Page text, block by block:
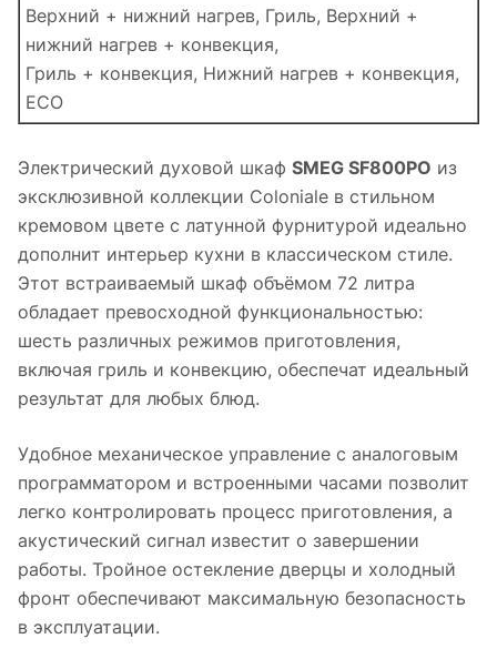
Верхний + нижний нагрев, Гриль, Верхний +
нижний нагрев + конвекция,
Гриль + конвекция, Нижний нагрев + конвекция,
ECO
Электрический духовой шкаф SMEG SF800PO из
эксклюзивной коллекции Coloniale в стильном
кремовом цвете с латунной фурнитурой идеально
дополнит интерьер кухни в классическом стиле.
Этот встраиваемый шкаф объёмом 72 литра
обладает превосходной функциональностью:
шесть различных режимов приготовления,
включая гриль и конвекцию, обеспечат идеальный
результат для любых блюд.
Удобное механическое управление с аналоговым
программатором и встроенными часами позволит
легко контролировать процесс приготовления, а
акустический сигнал известит о завершении
работы. Тройное остекление дверцы и холодный
фронт обеспечивают максимальную безопасность
в эксплуатации.